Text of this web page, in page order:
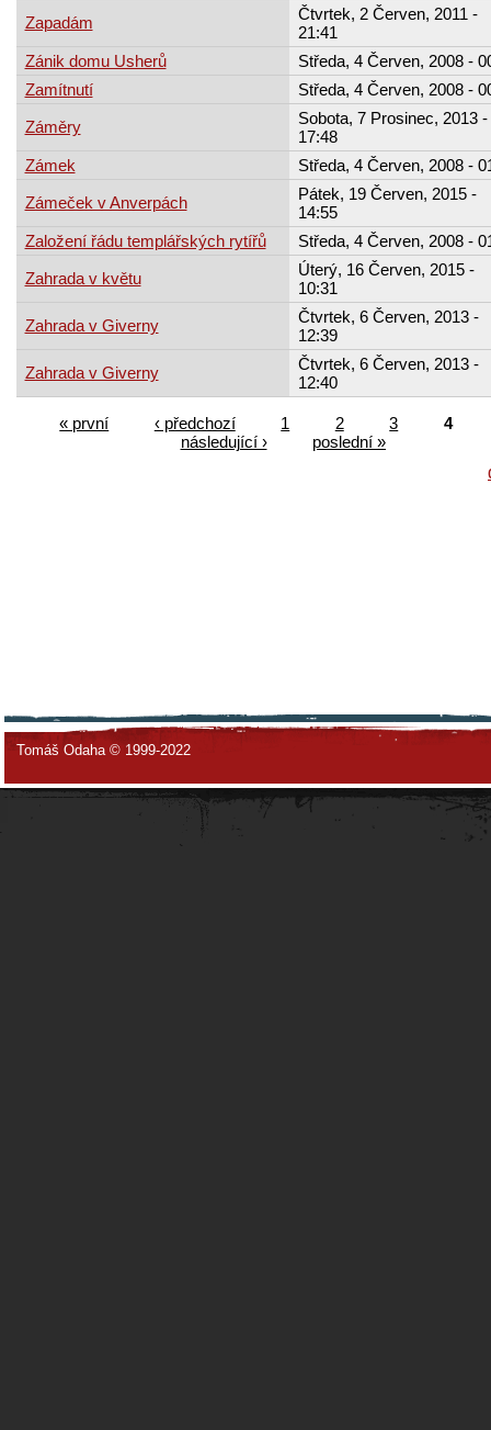
Zapadám
Čtvrtek, 2 Červen, 2011 -
21:41
Zánik domu Usherů
Středa, 4 Červen, 2008 -
Zamítnutí
Středa, 4 Červen, 2008 -
Záměry
Sobota, 7 Prosinec, 2013 -
17:48
Zámek
Středa, 4 Červen, 2008 -
Zámeček v Anverpách
Pátek, 19 Červen, 2015 -
14:55
Založení řádu templářských rytířů
Středa, 4 Červen, 2008 -
Zahrada v květu
Úterý, 16 Červen, 2015 -
10:31
Zahrada v Giverny
Čtvrtek, 6 Červen, 2013 -
12:39
Zahrada v Giverny
Čtvrtek, 6 Červen, 2013 -
12:40
« první ‹ předchozí 1 2 3
4
následující ›
poslední »
Tomáš Odaha © 1999-2022